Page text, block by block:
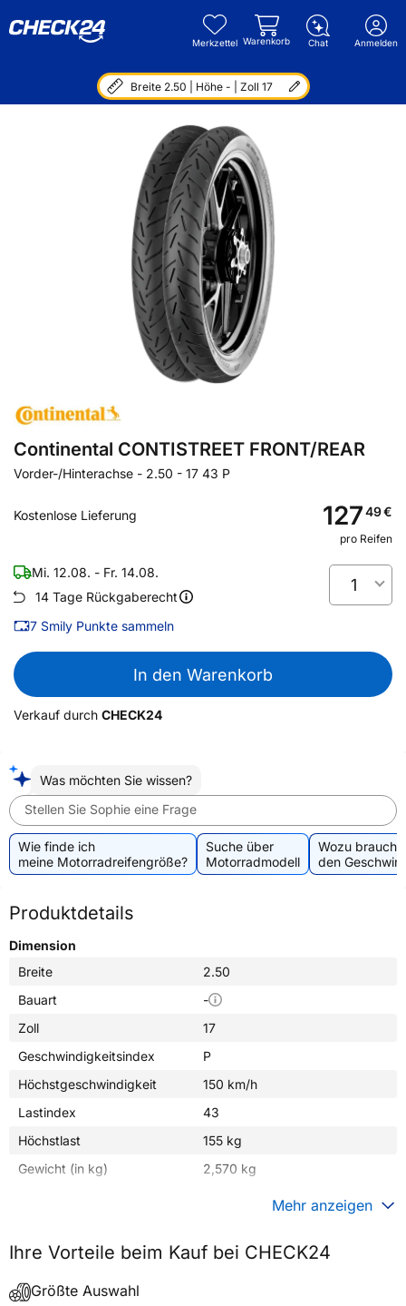
Merkzettel Warenkorb Chat Anmelden
Breite 2.50 | Höhe - | Zoll 17
Continental CONTISTREET FRONT/REAR
Vorder-/Hinterachse - 2.50 - 17 43 P
Kostenlose Lieferung 12749€
pro Reifen
Mi. 12.08. - Fr. 14.08.
14 Tage Rückgaberecht
7 Smily Punkte sammeln
1
In den Warenkorb
Verkauf durch CHECK24
Was möchten Sie wissen?
Stellen Sie Sophie eine Frage
Wie finde ich
meine Motorradreifengröße?
Suche über
Motorradmodell
Wozu
den
Produktdetails
Dimension
Breite
2.50
Bauart
-
Zoll
17
Geschwindigkeitsindex
P
Höchstgeschwindigkeit
150 km/h
Lastindex
43
Höchstlast
155 kg
Gewicht (in kg)
2,570 kg
Verwendung
Sommerreifen
Modellname
Mehr anzeigen
Ihre Vorteile beim Kauf bei CHECK24
Größte Auswahl